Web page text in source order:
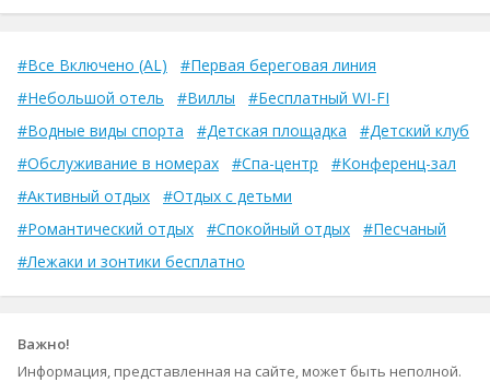
#Все Включено (AL)
#Первая береговая линия
#Небольшой отель
#Виллы
#Бесплатный WI-FI
#Водные виды спорта
#Детская площадка
#Детский клуб
#Обслуживание в номерах
#Спа-центр
#Конференц-зал
#Активный отдых
#Отдых с детьми
#Романтический отдых
#Спокойный отдых
#Песчаный
#Лежаки и зонтики бесплатно
Важно!
Информация, представленная на сайте, может быть неполной.